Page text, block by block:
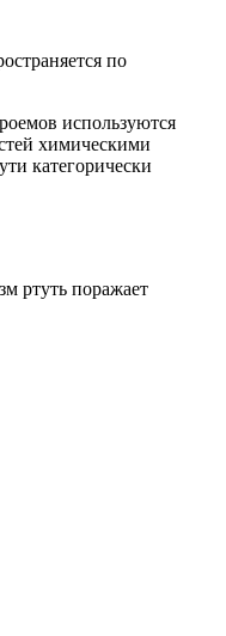
по
используются
химическими
категорически
ртуть поражает